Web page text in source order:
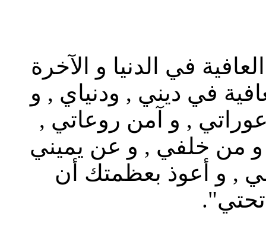
في الدنيا و الآخرة
في ديني , ودنياي , و
, و آمن روعاتي ,
و من خلفي , و عن يميني
, و أعوذ بعظمتك أن